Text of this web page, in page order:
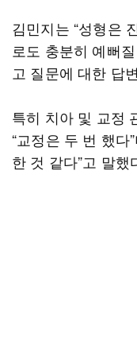
김민지는 “성형은
로도 충분히 예뻐
고 질문에 대한 답
특히 치아 및 교정
“교정은 두 번 했다
한 것 같다”고 말했